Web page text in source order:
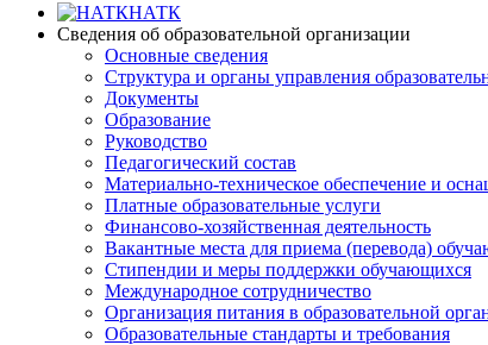
НАТК
Сведения об образовательной организации
Основные сведения
Структура и органы управления
Документы
Образование
Руководство
Педагогический состав
Материально-техническое обеспечение и
Платные образовательные услуги
Финансово-хозяйственная деятельность
Вакантные места для приема (перевода)
Стипендии и меры поддержки обучающихся
Международное сотрудничество
Организация питания в образовательной
Образовательные стандарты и требования